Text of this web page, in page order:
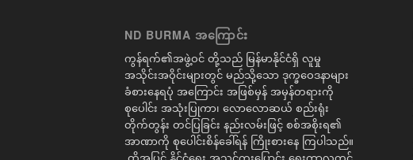
ND BURMA အကြောင်း
ကွန်ရက်၏အဖွဲ့ဝင် တို့သည် မြန်မာနိုင်ငံရှိ လူမှု
အသိုင်းအဝိုင်းများတွင် မည်သို့သော ဒုက္ခဝေဒနာများ
ခံစားနေရပုံ အကြောင်း အဖြစ်မှန် အမှန်တရားကို
စုပေါင်း အသုံးပြုကာ၊ လောလောဆယ် စည်းရုံး
တိုက်တွန်း တင်ပြခြင်း နည်းလမ်းဖြင့် စစ်အစိုးရ၏
အာဏာကို စုပေါင်းစိန်ခေါ်ရန် ကြိုးစားနေ ကြပါသည်။